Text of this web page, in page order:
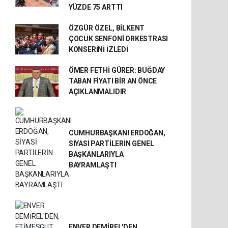
YÜZDE 75 ARTTI
ÖZGÜR ÖZEL, BİLKENT
ÇOCUK SENFONİ ORKESTRASI
KONSERİNİ İZLEDİ
ÖMER FETHİ GÜRER: BUĞDAY
TABAN FİYATI BİR AN ÖNCE
AÇIKLANMALIDIR
CUMHURBAŞKANI ERDOĞAN,
SİYASİ PARTİLERİN GENEL
BAŞKANLARIYLA
BAYRAMLAŞTI